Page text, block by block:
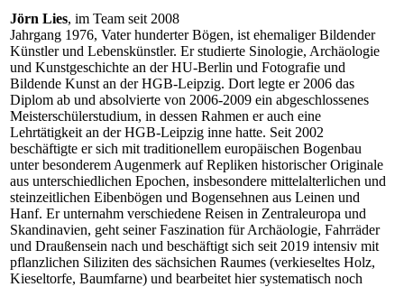
Jörn Lies, im Team seit 2008
Jahrgang 1976, Vater hunderter Bögen, ist ehemaliger Bildender
Künstler und Lebenskünstler. Er studierte Sinologie, Archäologie
und Kunstgeschichte an der HU-Berlin und Fotografie und
Bildende Kunst an der HGB-Leipzig. Dort legte er 2006 das
Diplom ab und absolvierte von 2006-2009 ein abgeschlossenes
Meisterschülerstudium, in dessen Rahmen er auch eine
Lehrtätigkeit an der HGB-Leipzig inne hatte. Seit 2002
beschäftigte er sich mit traditionellem europäischen Bogenbau
unter besonderem Augenmerk auf Repliken historischer Originale
aus unterschiedlichen Epochen, insbesondere mittelalterlichen und
steinzeitlichen Eibenbögen und Bogensehnen aus Leinen und
Hanf. Er unternahm verschiedene Reisen in Zentraleuropa und
Skandinavien, geht seiner Faszination für Archäologie, Fahrräder
und Draußensein nach und beschäftigt sich seit 2019 intensiv mit
pflanzlichen Siliziten des sächsichen Raumes (verkieseltes Holz,
Kieseltorfe, Baumfarne) und bearbeitet hier systematisch noch